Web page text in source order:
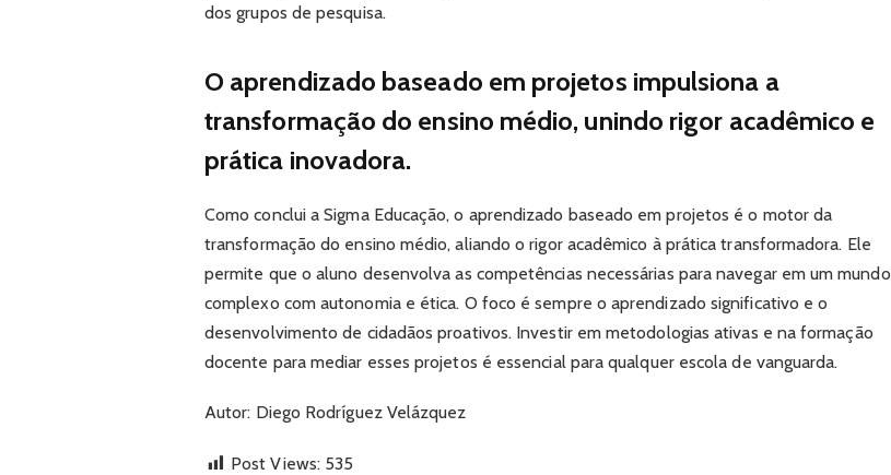
dos grupos de pesquisa.
O aprendizado baseado em projetos impulsiona a
transformação do ensino médio, unindo rigor acadêmico e
prática inovadora.
Como conclui a Sigma Educação, o aprendizado baseado em projetos é o motor da
transformação do ensino médio, aliando o rigor acadêmico à prática transformadora. Ele
permite que o aluno desenvolva as competências necessárias para navegar em um mundo
complexo com autonomia e ética. O foco é sempre o aprendizado significativo e o
desenvolvimento de cidadãos proativos. Investir em metodologias ativas e na formação
docente para mediar esses projetos é essencial para qualquer escola de vanguarda.
Autor: Diego Rodríguez Velázquez
Post Views: 535